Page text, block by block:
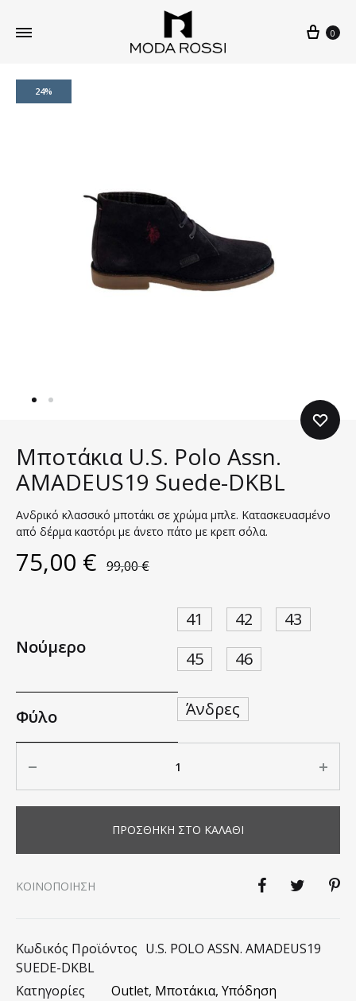
0
24%
Μποτάκια U.S. Polo Assn.
AMADEUS19 Suede-DKBL
Ανδρικό κλασσικό μποτάκι σε χρώμα μπλε. Κατασκευασμένο
από δέρμα καστόρι με άνετο πάτο με κρεπ σόλα.
75,00 € 99,00€
Νούμερο
41 42
43
45
46
Φύλο Άνδρες
ΠΡΟΣΘΉΚΗ ΣΤΟ ΚΑΛΆΘΙ
KΟΙΝΟΠΟΊΗΣΗ
Κωδικός Προϊόντος U.S. POLO ASSN. AMADEUS19
SUEDE-DKBL
Κατηγορίες
Outlet, Μποτάκια, Υπόδηση